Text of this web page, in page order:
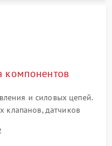
компонентов
и силовых цепей.
клапанов, датчиков
степени износа
колец гидросистемы